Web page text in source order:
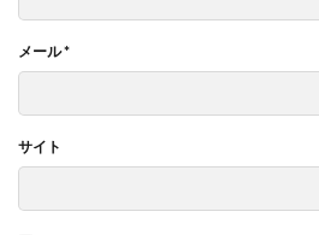
メール*
サイト